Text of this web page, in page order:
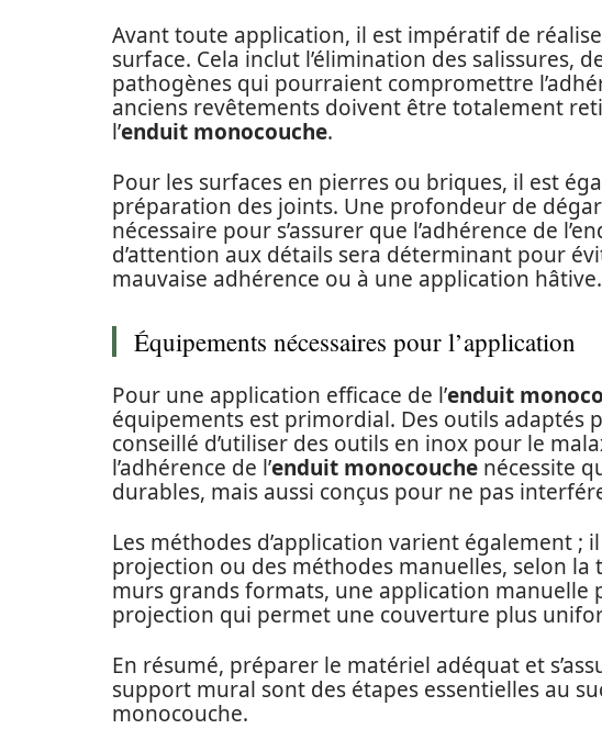
Avant toute application, il est impératif de
surface. Cela inclut l’élimination des salissures,
pathogènes qui pourraient compromettre
anciens revêtements doivent être totalement
l’enduit monocouche.
Pour les surfaces en pierres ou briques, il est
préparation des joints. Une profondeur de
nécessaire pour s’assurer que l’adhérence de
d’attention aux détails sera déterminant pour
mauvaise adhérence ou à une application hâtive.
Équipements nécessaires pour l’application
Pour une application efficace de l’enduit
équipements est primordial. Des outils adaptés
conseillé d’utiliser des outils en inox pour le
l’adhérence de l’enduit monocouche nécessite
durables, mais aussi conçus pour ne pas
Les méthodes d’application varient également ;
projection ou des méthodes manuelles, selon la
murs grands formats, une application manuelle
projection qui permet une couverture plus
En résumé, préparer le matériel adéquat et
support mural sont des étapes essentielles au
monocouche.